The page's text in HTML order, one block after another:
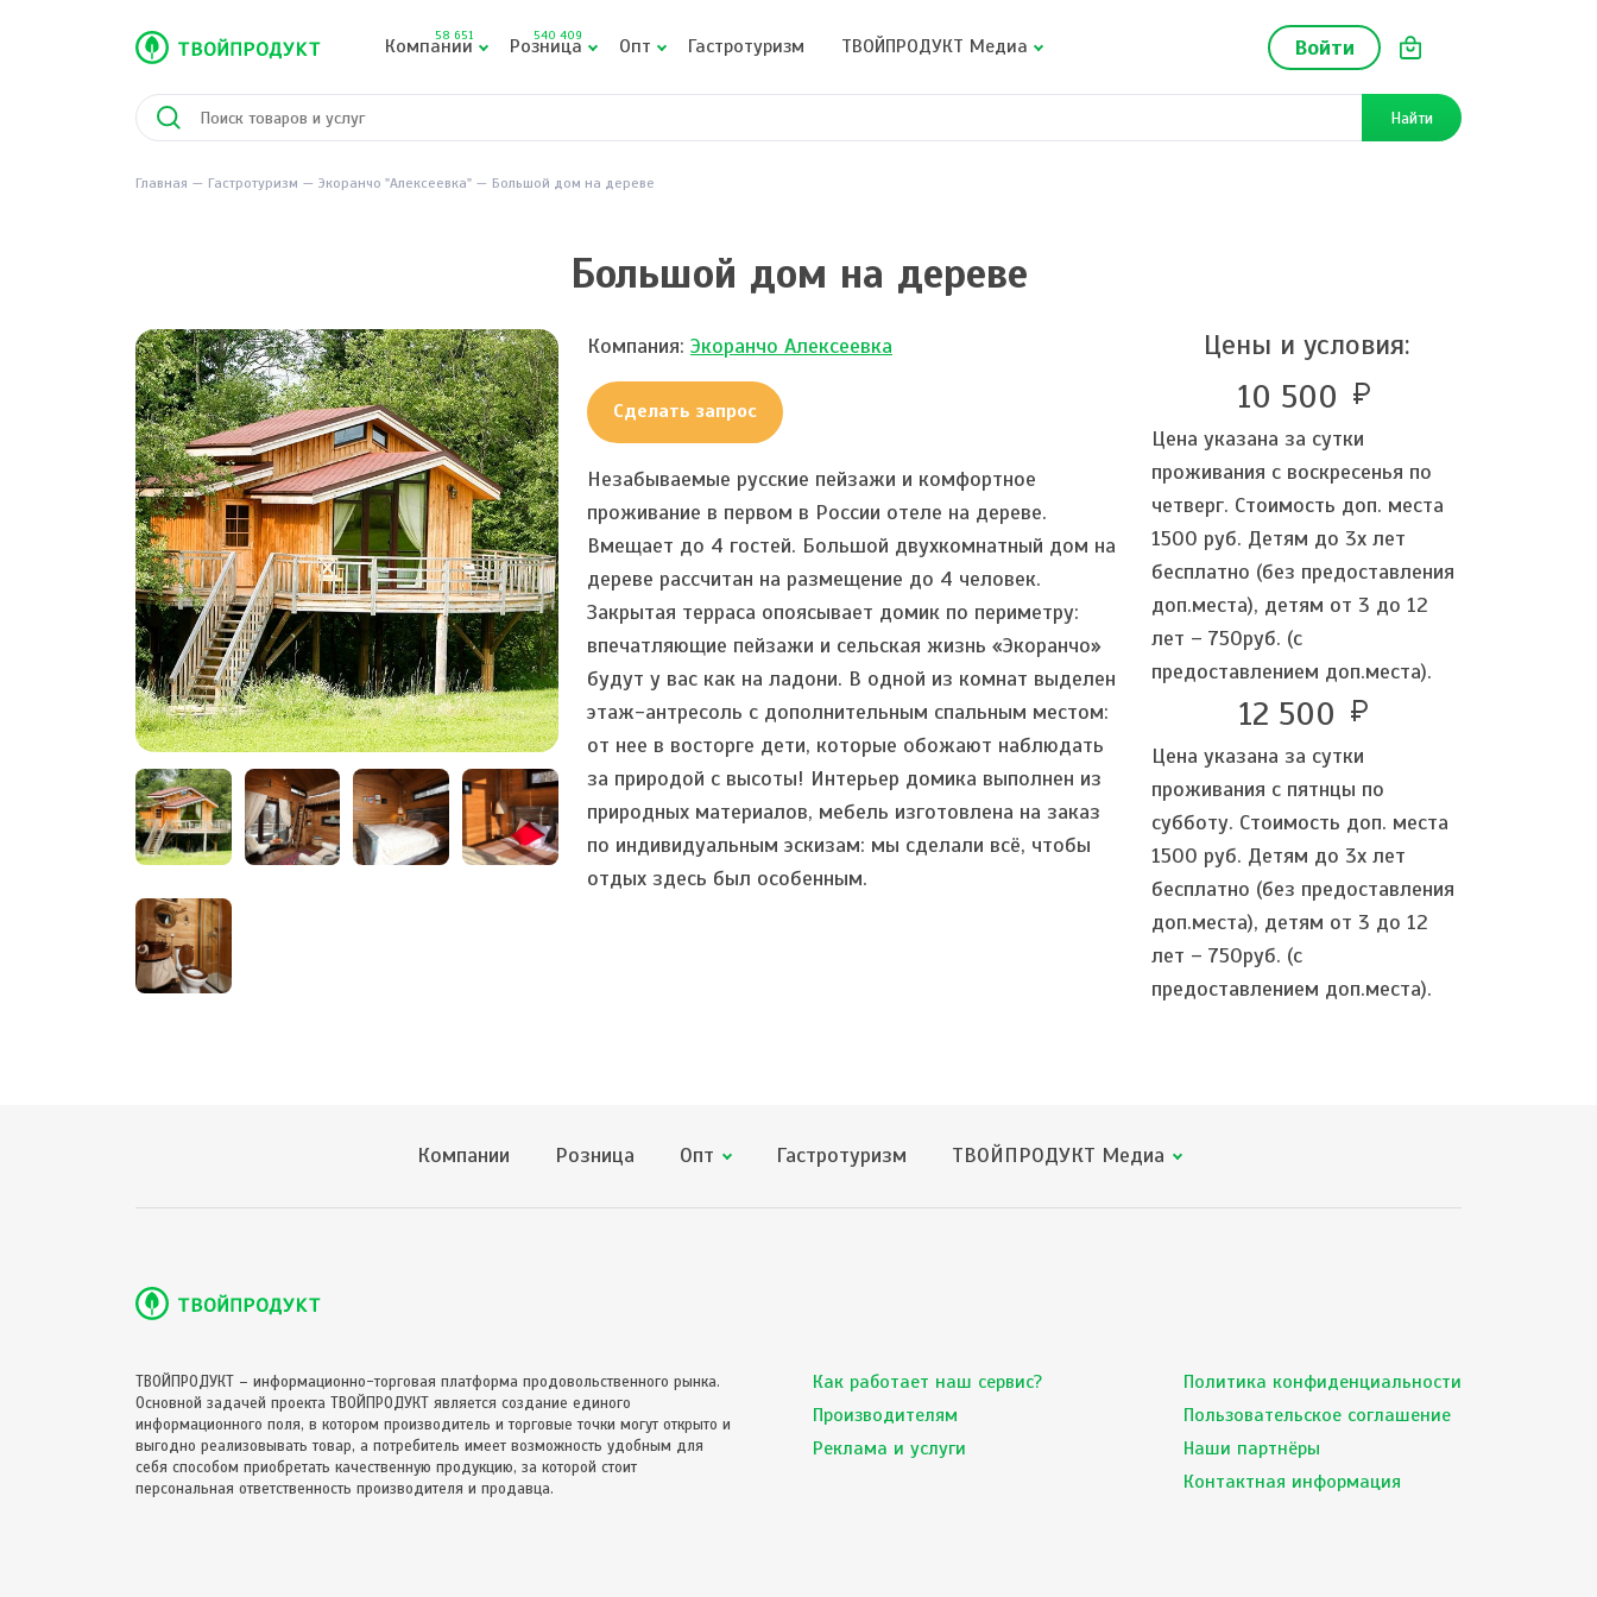
Войти
Компании
58 651 Розница
540 409 Опт Гастротуризм ТВОЙПРОДУКТ Медиа
Найти
Главная Гастротуризм Экоранчо "Алексеевка" Большой дом на дереве
Большой дом на дереве
Компания: Экоранчо Алексеевка
Сделать запрос
Незабываемые русские пейзажи и комфортное
проживание в первом в России отеле на дереве.
Вмещает до 4 гостей. Большой двухкомнатный дом на
дереве рассчитан на размещение до 4 человек.
Закрытая терраса опоясывает домик по периметру:
впечатляющие пейзажи и сельская жизнь «Экоранчо»
будут у вас как на ладони. В одной из комнат выделен
этаж-антресоль с дополнительным спальным местом:
от нее в восторге дети, которые обожают наблюдать
за природой с высоты! Интерьер домика выполнен из
природных материалов, мебель изготовлена на заказ
по индивидуальным эскизам: мы сделали всё, чтобы
отдых здесь был особенным.
Цены и условия:
10 500 currency_ruble
Цена указана за сутки
проживания с воскресенья по
четверг. Стоимость доп. места
1500 руб. Детям до 3х лет
бесплатно (без предоставления
доп.места), детям от 3 до 12
лет – 750руб. (с
предоставлением доп.места).
12 500 currency_ruble
Цена указана за сутки
проживания с пятнцы по
субботу. Стоимость доп. места
1500 руб. Детям до 3х лет
бесплатно (без предоставления
доп.места), детям от 3 до 12
лет – 750руб. (с
предоставлением доп.места).
Компании Розница Опт Гастротуризм ТВОЙПРОДУКТ Медиа
ТВОЙПРОДУКТ – информационно-торговая платформа продовольственного рынка.
Основной задачей проекта ТВОЙПРОДУКТ является создание единого
информационного поля, в котором производитель и торговые точки могут открыто и
выгодно реализовывать товар, а потребитель имеет возможность удобным для
себя способом приобретать качественную продукцию, за которой стоит
персональная ответственность производителя и продавца.
Как работает наш сервис?
Производителям
Реклама и услуги
Политика конфиденциальности
Пользовательское соглашение
Наши партнёры
Контактная информация